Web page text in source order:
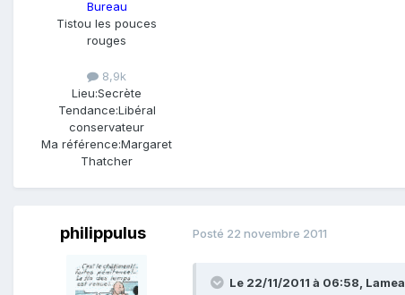
Bureau
Tistou les pouces
rouges
8,9k
Lieu:Secrète
Tendance:Libéral
conservateur
Ma référence:Margaret
Thatcher
philippulus Posté 22 novembre 2011
Le 22/11/2011 à 06:58,